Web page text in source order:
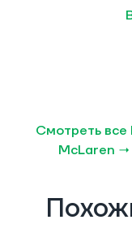
Смотреть
McLaren →